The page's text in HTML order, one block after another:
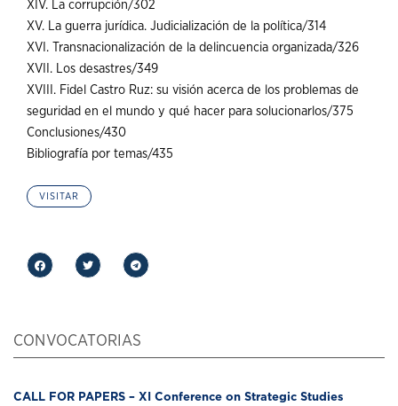
XIV. La corrupción/302
XV. La guerra jurídica. Judicialización de la política/314
XVI. Transnacionalización de la delincuencia organizada/326
XVII. Los desastres/349
XVIII. Fidel Castro Ruz: su visión acerca de los problemas de
seguridad en el mundo y qué hacer para solucionarlos/375
Conclusiones/430
Bibliografía por temas/435
VISITAR
CONVOCATORIAS
CALL FOR PAPERS – XI Conference on Strategic Studies